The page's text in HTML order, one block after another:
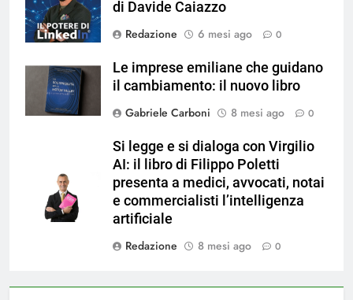
di Davide Caiazzo
Redazione
6 mesi ago 0
Le imprese emiliane che guidano
il cambiamento: il nuovo libro
Gabriele Carboni
8 mesi ago 0
Si legge e si dialoga con Virgilio
AI: il libro di Filippo Poletti
presenta a medici, avvocati, notai
e commercialisti l’intelligenza
artificiale
Redazione
8 mesi ago 0